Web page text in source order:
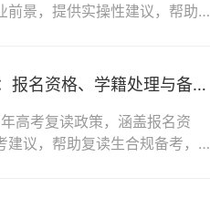
景，提供实操性建议，帮助复
2026年复读生高考政策全解析：报名资格、学籍处理与备考合规指南
高考复读政策，涵盖报名资
议，帮助复读生合规备考，高